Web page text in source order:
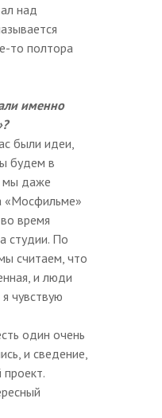
над
то полтора
именно
были идеи,
будем в
мы даже
«Мосфильме»
время
студии. По
считаем, что
и люди
чувствую
один очень
и сведение,